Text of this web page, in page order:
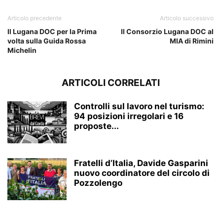
Articolo precedente
Il Lugana DOC per la Prima
volta sulla Guida Rossa
Michelin
Articolo successivo
Il Consorzio Lugana DOC al
MIA di Rimini
ARTICOLI CORRELATI
Controlli sul lavoro nel turismo:
94 posizioni irregolari e 16
proposte...
Fratelli d’Italia, Davide Gasparini
nuovo coordinatore del circolo di
Pozzolengo